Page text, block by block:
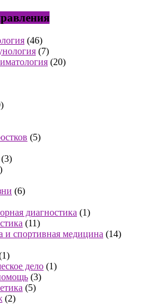
(46)
(7)
(20)
(5)
(3)
(6)
диагностика (1)
(11)
и спортивная медицина (14)
дело (1)
(3)
(5)
(2)